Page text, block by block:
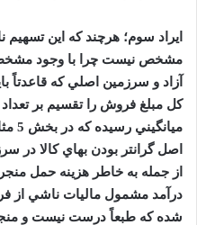
ايراد سوم؛ هرچند که اين
مشخص نيست چرا با وجود
آزاد و سرزمين اصلي که قاعدتاً
کل مبلغ فروش را تقسيم بر
ميانگيني رسيده که در بخش 5
اصل گرانتر بودن بهاي کالا در
از جمله به خاطر هزينه حمل
درآمد مشمول ماليات ناشي از
شده که طبعاً درست نيست و